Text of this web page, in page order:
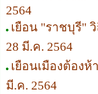
2564
เยือน "ราชบุรี"
28 มี.ค. 2564
เยือนเมืองต้อง
มี.ค. 2564